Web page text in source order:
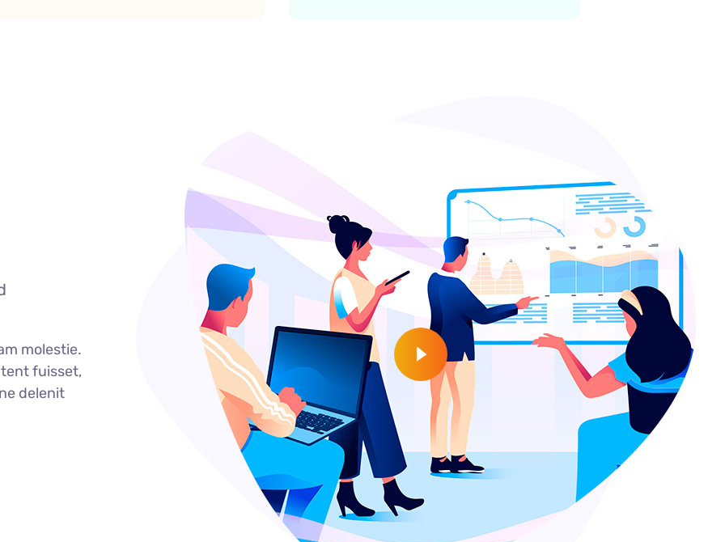
molestie.
fuisset,
delenit